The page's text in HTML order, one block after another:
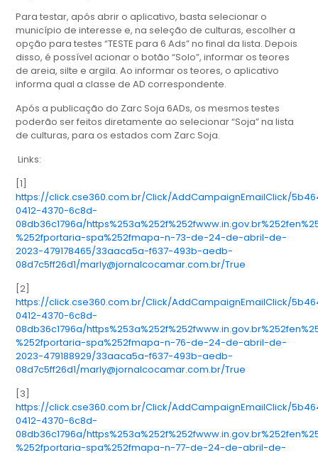
Para testar, após abrir o aplicativo, basta selecionar o
município de interesse e, na seleção de culturas, escolher a
opção para testes “TESTE para 6 Ads” no final da lista. Depois
disso, é possível acionar o botão “Solo”, informar os teores
de areia, silte e argila. Ao informar os teores, o aplicativo
informa qual a classe de AD correspondente.
Após a publicação do Zarc Soja 6ADs, os mesmos testes
poderão ser feitos diretamente ao selecionar “Soja” na lista
de culturas, para os estados com Zarc Soja.
Links:
[1]
https://click.cse360.com.br/Click/AddCampaignEmailClick/
0412-4370-6c8d-
08db36c1796a/
%252fportaria-spa%252fmapa-n-73-de-24-de-abril-de-
2023-479178465/33aaca5a-f637-493b-aedb-
08d7c5ff26d1/marly@jornalcocamar.com.br/True
[2]
https://click.cse360.com.br/Click/AddCampaignEmailClick/
0412-4370-6c8d-
08db36c1796a/
%252fportaria-spa%252fmapa-n-76-de-24-de-abril-de-
2023-479188929/33aaca5a-f637-493b-aedb-
08d7c5ff26d1/marly@jornalcocamar.com.br/True
[3]
https://click.cse360.com.br/Click/AddCampaignEmailClick/
0412-4370-6c8d-
08db36c1796a/
%252fportaria-spa%252fmapa-n-77-de-24-de-abril-de-